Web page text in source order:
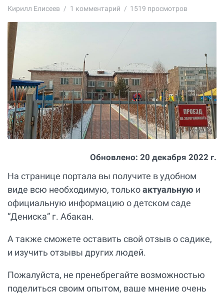
Кирилл Елисеев 1 комментарий 1519 просмотров
Обновлено: 20 декабря 2022 г.
На странице портала вы получите в удобном
виде всю необходимую, толькоактуальную и
официальную информацию о детском саде
“Дениска” г. Абакан.
А также сможете оставить свой отзыв о садике,
и изучить отзывы других людей.
Пожалуйста, не пренебрегайте возможностью
поделиться своим опытом, ваше мнение очень